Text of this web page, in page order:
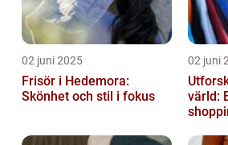
02 juni 2025
Frisör i Hedemora:
Skönhet och stil i fokus
02 juni
värld: